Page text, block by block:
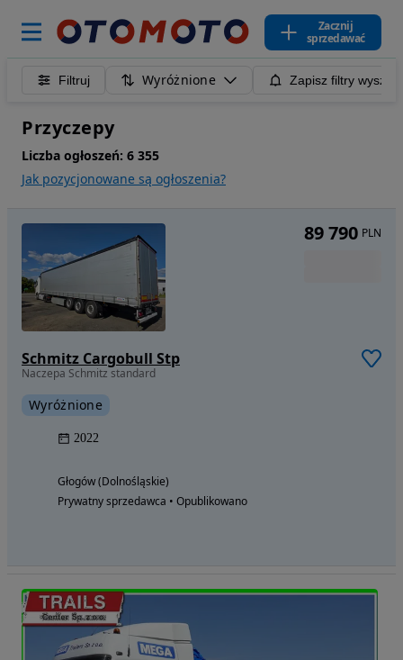
Zacznij
sprzedawać
Filtruj Wyróżnione Zapisz filtry
Przyczepy
Liczba ogłoszeń: 6 355
Jak pozycjonowane są ogłoszenia?
Schmitz Cargobull Stp
Naczepa Schmitz standard
Wyróżnione
2022
Głogów (Dolnośląskie)
Prywatny sprzedawca • Opublikowano
89 790 PLN